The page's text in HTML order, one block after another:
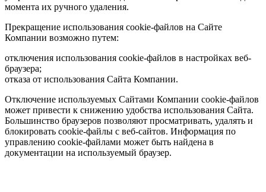
момента их ручного удаления.
Прекращение использования cookie-файлов на Сайте
Компании возможно путем:
отключения использования cookie-файлов в настройках веб-
браузера;
отказа от использования Сайта Компании.
Отключение используемых Сайтами Компании cookie-файлов
может привести к снижению удобства использования Сайта.
Большинство браузеров позволяют просматривать, удалять и
блокировать cookie-файлы c веб-сайтов. Информация по
управлению cookie-файлами может быть найдена в
документации на используемый браузер.